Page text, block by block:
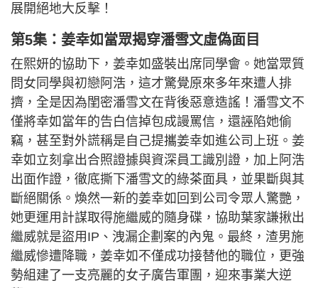
展開絕地大反擊！
第5集：姜幸如當眾揭穿潘雪文虛偽面目
在熙妍的協助下，姜幸如盛裝出席同學會。她當眾質
問女同學與初戀阿浩，這才驚覺原來多年來遭人排
擠，全是因為閨密潘雪文在背後惡意造謠！潘雪文不
僅將幸如當年的告白信掉包成謾罵信，還誣陷她偷
竊，甚至對外謊稱是自己提攜姜幸如進公司上班。姜
幸如立刻拿出合照證據與資深員工識別證，加上阿浩
出面作證，徹底撕下潘雪文的綠茶面具，並果斷與其
斷絕關係。煥然一新的姜幸如回到公司令眾人驚艷，
她更運用計謀取得施繼威的隨身碟，協助葉家謙揪出
繼威就是盜用IP、洩漏企劃案的內鬼。最終，渣男施
繼威慘遭降職，姜幸如不僅成功接替他的職位，更強
勢組建了一支亮麗的女子廣告軍團，迎來事業大逆